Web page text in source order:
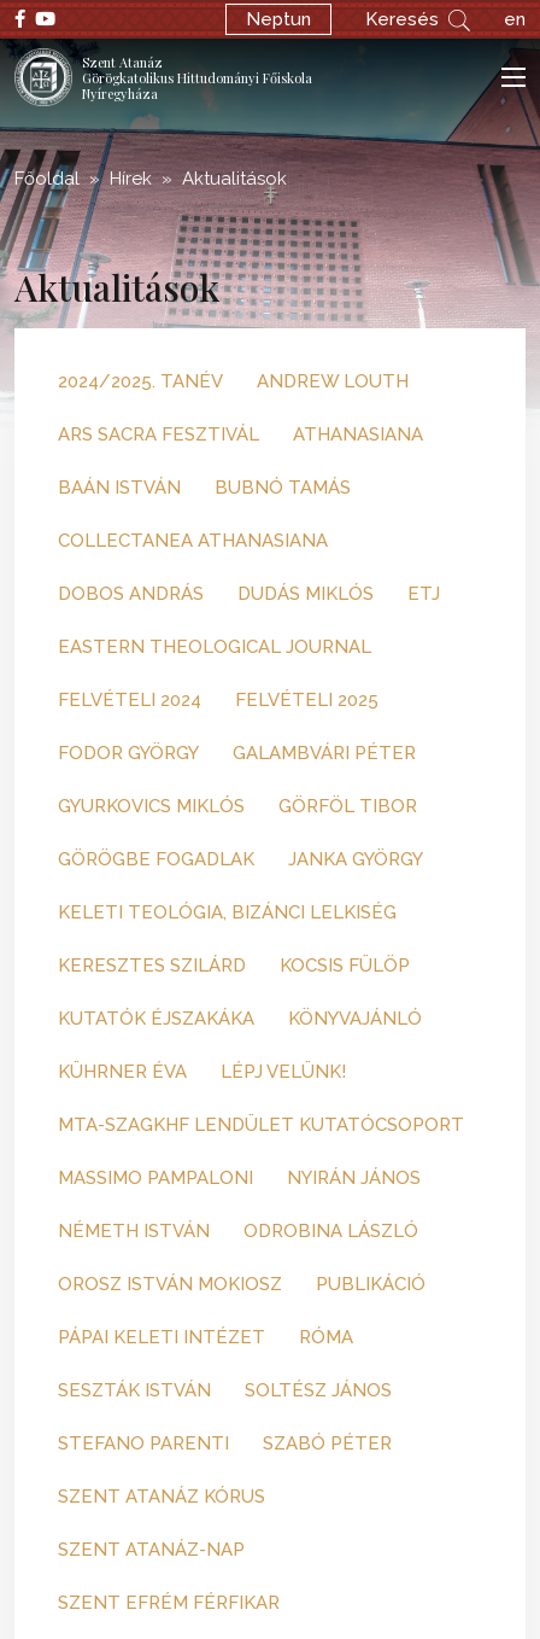
; Neptun Keresés en
Szent Atanáz
Görögkatolikus Hittudományi Főiskola
Nyíregyháza
Főoldal Hírek Aktualitások
Aktualitások
2024/2025. TANÉV ANDREW LOUTH
ARS SACRA FESZTIVÁL ATHANASIANA
BAÁN ISTVÁN BUBNÓ TAMÁS
COLLECTANEA ATHANASIANA
DOBOS ANDRÁS DUDÁS MIKLÓS ETJ
EASTERN THEOLOGICAL JOURNAL
FELVÉTELI 2024 FELVÉTELI 2025
FODOR GYÖRGY GALAMBVÁRI PÉTER
GYURKOVICS MIKLÓS GÖRFÖL TIBOR
GÖRÖGBE FOGADLAK JANKA GYÖRGY
KELETI TEOLÓGIA, BIZÁNCI LELKISÉG
KERESZTES SZILÁRD KOCSIS FÜLÖP
KUTATÓK ÉJSZAKÁKA KÖNYVAJÁNLÓ
KÜHRNER ÉVA LÉPJ VELÜNK!
MTA-SZAGKHF LENDÜLET KUTATÓCSOPORT
MASSIMO PAMPALONI NYIRÁN JÁNOS
NÉMETH ISTVÁN ODROBINA LÁSZLÓ
OROSZ ISTVÁN MOKIOSZ PUBLIKÁCIÓ
PÁPAI KELETI INTÉZET RÓMA
SESZTÁK ISTVÁN SOLTÉSZ JÁNOS
STEFANO PARENTI SZABÓ PÉTER
SZENT ATANÁZ KÓRUS
SZENT ATANÁZ-NAP
SZENT EFRÉM FÉRFIKAR